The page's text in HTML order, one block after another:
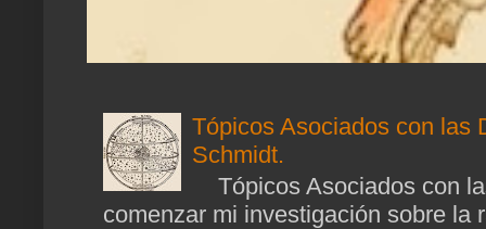
Tópicos Asociados con las
Schmidt.
Tópicos Asociados con
comenzar mi investigación sobre la